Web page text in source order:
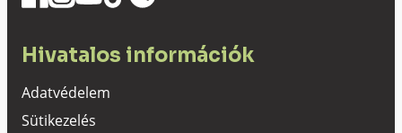
Hivatalos információk
Adatvédelem
Sütikezelés